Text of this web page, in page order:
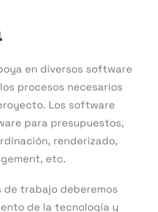
en diversos software
procesos necesarios
Los software
para presupuestos,
renderizado,
etc.
de trabajo deberemos
de la tecnología y